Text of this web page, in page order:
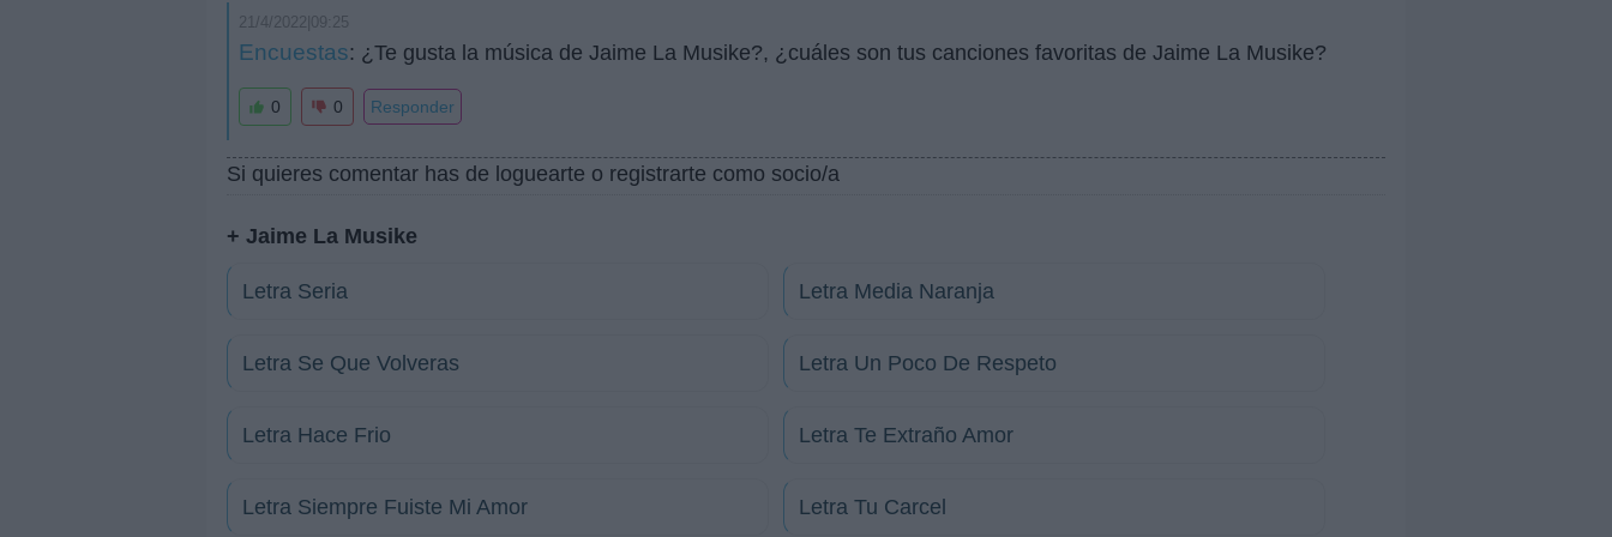
21/4/2022|09:25
Encuestas: ¿Te gusta la música de Jaime La Musike?, ¿cuáles son tus canciones favoritas de Jaime La Musike?
0 0 Responder
Si quieres comentar has de loguearte o registrarte como socio/a
+ Jaime La Musike
Letra Seria Letra Media Naranja
Letra Se Que Volveras Letra Un Poco De Respeto
Letra Hace Frio Letra Te Extraño Amor
Letra Siempre Fuiste Mi Amor Letra Tu Carcel